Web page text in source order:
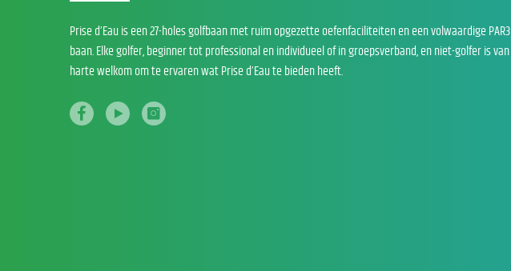
Prise d’Eau is een 27-holes golfbaan met ruim opgezette oefenfaciliteiten en een volwaardige PAR3
baan. Elke golfer, beginner tot professional en individueel of in groepsverband, en niet-golfer is van
harte welkom om te ervaren wat Prise d’Eau te bieden heeft.